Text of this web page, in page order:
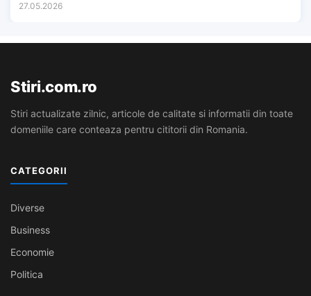
27.05.2026
Stiri.com.ro
Stiri actualizate zilnic, articole de calitate si informatii din toate
domeniile care conteaza pentru cititorii din Romania.
CATEGORII
Diverse
Business
Economie
Politica